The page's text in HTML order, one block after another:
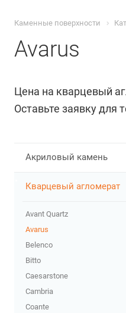
Каменные поверхности
Avarus
Цена на кварцевый
Оставьте заявку для
Акриловый камень
Кварцевый агломерат
Avant Quartz
Avarus
Belenco
Bitto
Caesarstone
Cambria
Coante